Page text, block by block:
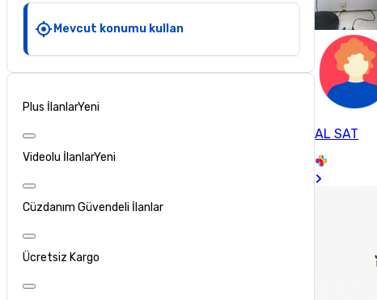
Mevcut konumu kullan
Plus İlanlarYeni
Videolu İlanlarYeni
Cüzdanım Güvendeli İlanlar
Ücretsiz Kargo
AL SAT